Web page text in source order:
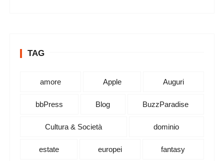
TAG
amore Apple Auguri
bbPress Blog BuzzParadise
Cultura & Società dominio
estate europei fantasy